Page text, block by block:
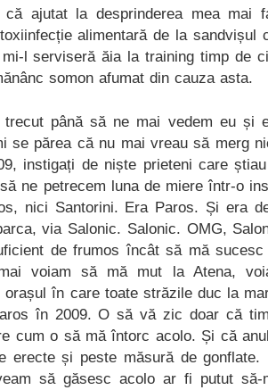
că ajutat la desprinderea mea mai
alimentară de la sandvișul
l serviseră ăia la training timp de
somon afumat din cauza asta.
până să ne mai vedem eu și
se părea că nu mai vreau să merg
instigați de niște prieteni care
ne petrecem luna de miere într-o
nici Santorini. Era Paros. Și era
via Salonic. Salonic. OMG,
de frumos încât să mă
voiam să mă mut la Atena,
orașul în care toate străzile duc la
în 2009. O să vă zic doar că
cum o să mă întorc acolo. Și că
erecte și peste măsură de
să găsesc acolo ar fi putut să-